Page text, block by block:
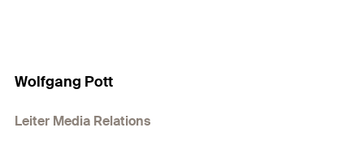
Wolfgang Pott
Leiter Media Relations